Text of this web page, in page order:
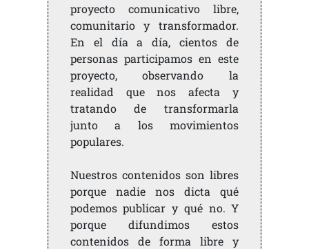
proyecto comunicativo libre,
comunitario y transformador.
En el día a día, cientos de
personas participamos en este
proyecto, observando la
realidad que nos afecta y
tratando de transformarla
junto a los movimientos
populares.
Nuestros contenidos son libres
porque nadie nos dicta qué
podemos publicar y qué no. Y
porque difundimos estos
contenidos de forma libre y